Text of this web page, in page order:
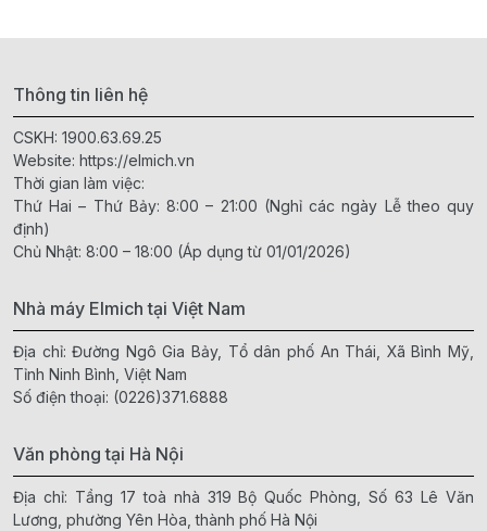
Thông tin liên hệ
CSKH: 1900.63.69.25
Website: https://elmich.vn
Thời gian làm việc:
Thứ Hai – Thứ Bảy: 8:00 – 21:00 (Nghỉ các ngày Lễ theo quy
định)
Chủ Nhật: 8:00 – 18:00 (Áp dụng từ 01/01/2026)
Nhà máy Elmich tại Việt Nam
Địa chỉ: Đường Ngô Gia Bảy, Tổ dân phố An Thái, Xã Bình Mỹ,
Tỉnh Ninh Bình, Việt Nam
Số điện thoại: (0226)371.6888
Văn phòng tại Hà Nội
Địa chỉ: Tầng 17 toà nhà 319 Bộ Quốc Phòng, Số 63 Lê Văn
Lương, phường Yên Hòa, thành phố Hà Nội